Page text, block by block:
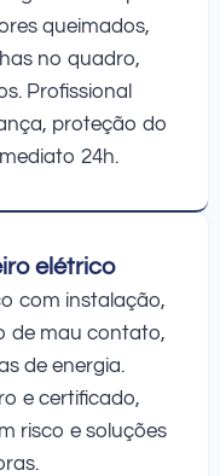
queimados,
no quadro,
Profissional
proteção do
24h.
elétrico
com instalação,
de mau contato,
de energia.
e certificado,
risco e soluções